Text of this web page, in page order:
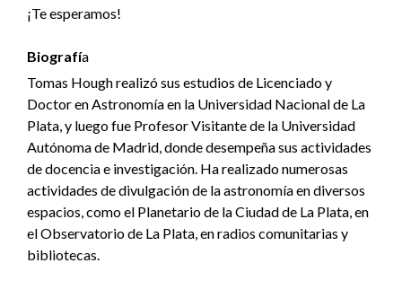
¡Te esperamos!
Biografía
Tomas Hough realizó sus estudios de Licenciado y
Doctor en Astronomía en la Universidad Nacional de La
Plata, y luego fue Profesor Visitante de la Universidad
Autónoma de Madrid, donde desempeña sus actividades
de docencia e investigación. Ha realizado numerosas
actividades de divulgación de la astronomía en diversos
espacios, como el Planetario de la Ciudad de La Plata, en
el Observatorio de La Plata, en radios comunitarias y
bibliotecas.